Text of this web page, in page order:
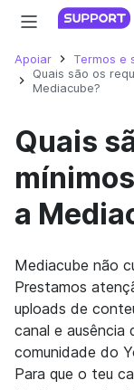
Apoiar
Termos e
Quais são os
Mediacube?
Quais
a
Mediacube não
Prestamos
uploads de
canal e ausência
comunidade do
Para que o teu